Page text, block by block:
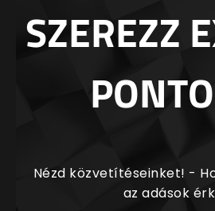
SZEREZZ
Nézd közvetítéseinket! -
az adások